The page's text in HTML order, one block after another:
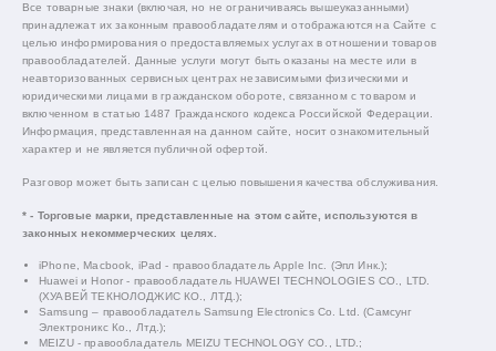
Все товарные знаки (включая, но не ограничиваясь вышеуказанными)
принадлежат их законным правообладателям и отображаются на Сайте с
целью информирования о предоставляемых услугах в отношении товаров
правообладателей. Данные услуги могут быть оказаны на месте или в
неавторизованных сервисных центрах независимыми физическими и
юридическими лицами в гражданском обороте, связанном с товаром и
включенном в статью 1487 Гражданского кодекса Российской Федерации.
Информация, представленная на данном сайте, носит ознакомительный
характер и не является публичной офертой.
Разговор может быть записан с целью повышения качества обслуживания.
* - Торговые марки, представленные на этом сайте, используются в
законных некоммерческих целях.
iPhone, Macbook, iPad - правообладатель Apple Inc. (Эпл Инк.);
Huawei и Honor - правообладатель HUAWEI TECHNOLOGIES CO., LTD.
(ХУАВЕЙ ТЕКНОЛОДЖИС КО., ЛТД.);
Samsung – правообладатель Samsung Electronics Co. Ltd. (Самсунг
Электроникс Ко., Лтд.);
MEIZU - правообладатель MEIZU TECHNOLOGY CO., LTD.;